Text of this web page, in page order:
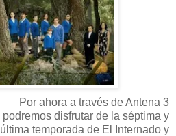
Por ahora a través de Antena 3
podremos disfrutar de la séptima y
última temporada de El Internado y